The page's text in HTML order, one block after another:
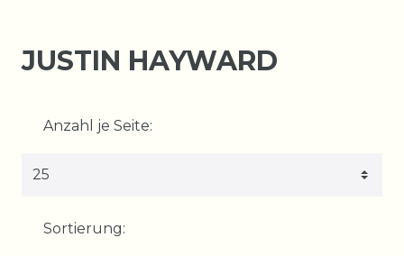
JUSTIN HAYWARD
Anzahl je Seite:
Sortierung: